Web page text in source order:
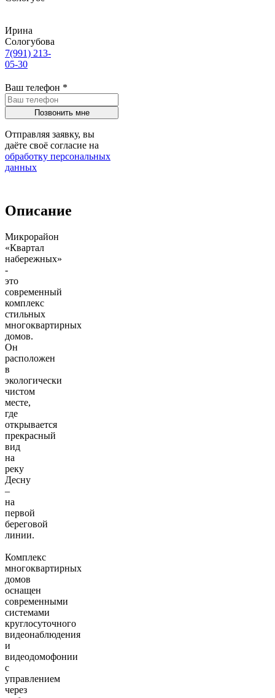
Ирина
Сологубова
7(991) 213-
05-30
Ваш телефон *
Отправляя заявку, вы
даёте своё согласие на
обработку персональных
данных
Описание
Микрорайон
«Квартал
набережных»
-
это
современный
комплекс
стильных
многоквартирных
домов.
Он
расположен
в
экологически
чистом
месте,
где
открывается
прекрасный
вид
на
реку
Десну
–
на
первой
береговой
линии.
Комплекс
многоквартирных
домов
оснащен
современными
системами
круглосуточного
видеонаблюдения
и
видеодомофонии
с
управлением
через